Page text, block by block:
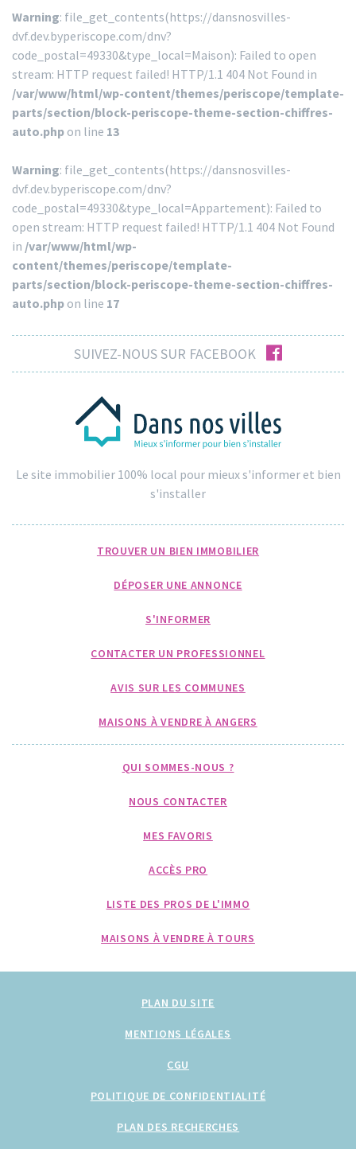
Warning: file_get_contents(https://dansnosvilles-
dvf.dev.byperiscope.com/dnv?
code_postal=49330&type_local=Maison): Failed to open
stream: HTTP request failed! HTTP/1.1 404 Not Found in
/var/www/html/wp-content/themes/periscope/template-
parts/section/block-periscope-theme-section-chiffres-
auto.php on line 13
Warning: file_get_contents(https://dansnosvilles-
dvf.dev.byperiscope.com/dnv?
code_postal=49330&type_local=Appartement): Failed to
open stream: HTTP request failed! HTTP/1.1 404 Not Found
in /var/www/html/wp-
content/themes/periscope/template-
parts/section/block-periscope-theme-section-chiffres-
auto.php on line 17
SUIVEZ-NOUS SUR FACEBOOK facebook
Le site immobilier 100% local pour mieux s'informer et bien
s'installer
TROUVER UN BIEN IMMOBILIER
DÉPOSER UNE ANNONCE
S'INFORMER
CONTACTER UN PROFESSIONNEL
AVIS SUR LES COMMUNES
MAISONS À VENDRE À ANGERS
QUI SOMMES-NOUS ?
NOUS CONTACTER
MES FAVORIS
ACCÈS PRO
LISTE DES PROS DE L'IMMO
MAISONS À VENDRE À TOURS
PLAN DU SITE
MENTIONS LÉGALES
CGU
POLITIQUE DE CONFIDENTIALITÉ
PLAN DES RECHERCHES